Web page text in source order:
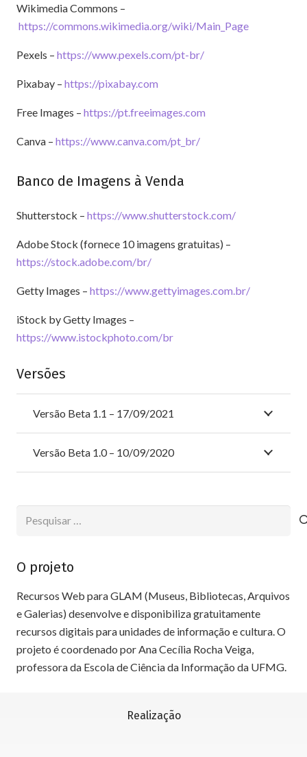
Wikimedia Commons –
https://commons.wikimedia.org/wiki/Main_Page
Pexels – https://www.pexels.com/pt-br/
Pixabay – https://pixabay.com
Free Images – https://pt.freeimages.com
Canva – https://www.canva.com/pt_br/
Banco de Imagens à Venda
Shutterstock – https://www.shutterstock.com/
Adobe Stock (fornece 10 imagens gratuitas) –
https://stock.adobe.com/br/
Getty Images – https://www.gettyimages.com.br/
iStock by Getty Images –
https://www.istockphoto.com/br
Versões
Versão Beta 1.1 – 17/09/2021
Versão Beta 1.0 – 10/09/2020
O projeto
Recursos Web para GLAM (Museus, Bibliotecas, Arquivos
e Galerias) desenvolve e disponibiliza gratuitamente
recursos digitais para unidades de informação e cultura. O
projeto é coordenado por Ana Cecília Rocha Veiga,
professora da Escola de Ciência da Informação da UFMG.
Realização